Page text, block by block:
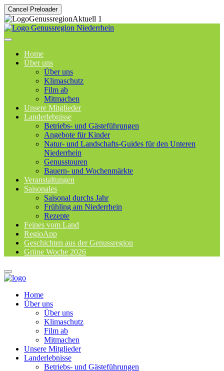
Cancel Preloader
Home
Über uns
Über uns
Klimaschutz
Film ab
Mitmachen
Unsere Mitglieder
Landerlebnisse
Betriebs- und Gästeführungen
Angebote für Kinder
Natur- und Landschafts-Guides für den Unteren
Niederrhein
Genusstouren
Bauern- und Wochenmärkte
Veranstaltungen
Saisonales
Saisonal durchs Jahr
Frühling am Niederrhein
Rezepte
Feines vom Land
RegioApp
Geschichten aus der Genussregion
Grüne Woche 2026
Home
Über uns
Über uns
Klimaschutz
Film ab
Mitmachen
Unsere Mitglieder
Landerlebnisse
Betriebs- und Gästeführungen